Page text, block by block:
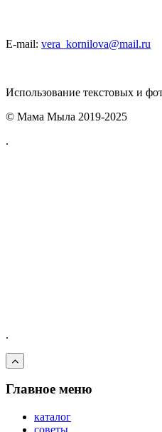
E-mail: vera_kornilova@mail.ru
Использование текстовых и
© Мама Мыла 2019-2025
.
.
Главное меню
каталог
советы